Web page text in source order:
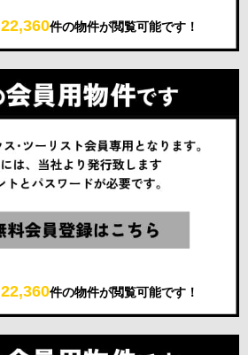
22,360件の物件が閲覧可能です！
22,360件の物件が閲覧可能です！